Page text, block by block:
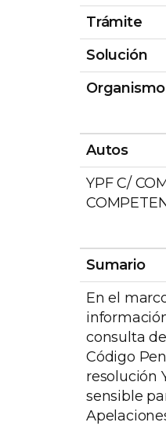
Trámite
Solución
Organismo
Autos
YPF C/
Sumario
En el
consulta
Código
resolución
sensible